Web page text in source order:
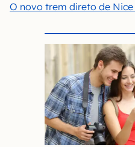
O novo trem direto de